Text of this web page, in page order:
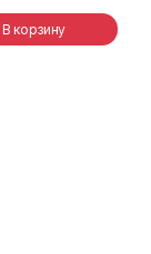
В корзину